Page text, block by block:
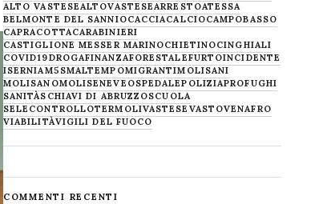
ALTO VASTESEALTOVASTESEARRESTOATESSA
BELMONTE DEL SANNIOCACCIACALCIOCAMPOBASSO
CAPRACOTTACARABINIERI
CASTIGLIONE MESSER MARINOCHIETINOCINGHIALI
COVID19DROGAFINANZAFORESTALEFURTOINCIDENTE
ISERNIAM5SMALTEMPOMIGRANTIMOLISANI
MOLISANOMOLISENEVE OSPEDALEPOLIZIAPROFUGHI
SANITÀSCHIAVI DI ABRUZZOSCUOLA
SELECONTROLLOTERMOLIVASTESE VASTOVENAFRO
VIABILITÀVIGILI DEL FUOCO
COMMENTI RECENTI